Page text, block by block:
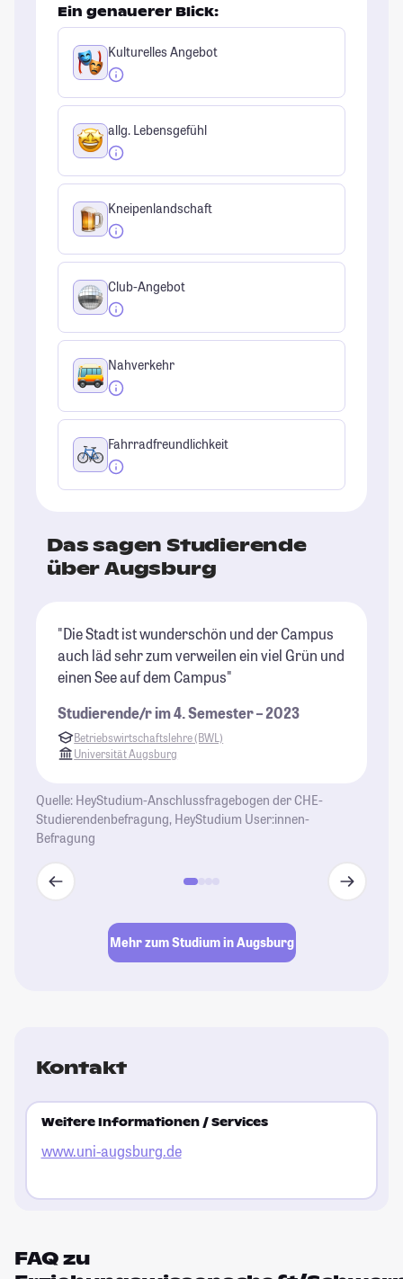
Ein genauerer Blick:
Kulturelles Angebot
allg. Lebensgefühl
Kneipenlandschaft
Club-Angebot
Nahverkehr
Fahrradfreundlichkeit
Das sagen Studierende
über Augsburg
"Die Stadt ist wunderschön und der Campus
auch läd sehr zum verweilen ein viel Grün und
einen See auf dem Campus"
Studierende/r im 4. Semester – 2023
Betriebswirtschaftslehre (BWL)
Universität Augsburg
Quelle: HeyStudium-Anschlussfragebogen der CHE-
Studierendenbefragung, HeyStudium User:innen-
Befragung
Mehr zum Studium in Augsburg
Kontakt
Weitere Informationen / Services
www.uni-augsburg.de
FAQ zu